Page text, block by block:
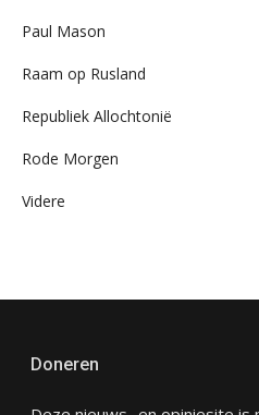
Paul Mason
Raam op Rusland
Republiek Allochtonië
Rode Morgen
Videre
Doneren